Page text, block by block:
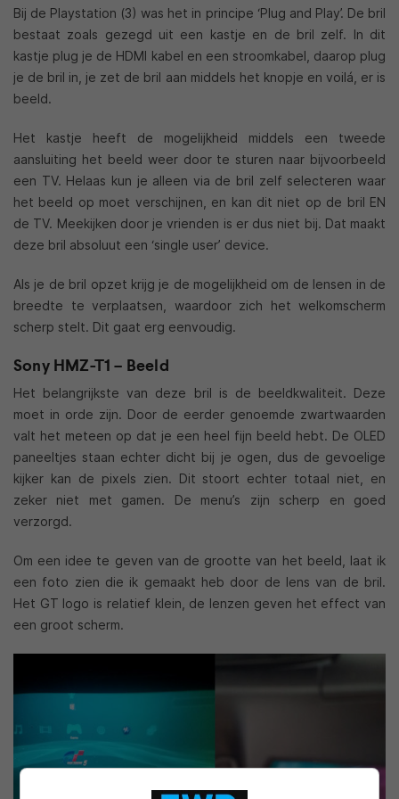
Bij de Playstation (3) was het in principe ‘Plug and Play’. De bril
bestaat zoals gezegd uit een kastje en de bril zelf. In dit
kastje plug je de HDMI kabel en een stroomkabel, daarop plug
je de bril in, je zet de bril aan middels het knopje en voilá, er is
beeld.
Het kastje heeft de mogelijkheid middels een tweede
aansluiting het beeld weer door te sturen naar bijvoorbeeld
een TV. Helaas kun je alleen via de bril zelf selecteren waar
het beeld op moet verschijnen, en kan dit niet op de bril EN
de TV. Meekijken door je vrienden is er dus niet bij. Dat maakt
deze bril absoluut een ‘single user’ device.
Als je de bril opzet krijg je de mogelijkheid om de lensen in de
breedte te verplaatsen, waardoor zich het welkomscherm
scherp stelt. Dit gaat erg eenvoudig.
Sony HMZ-T1 – Beeld
Het belangrijkste van deze bril is de beeldkwaliteit. Deze
moet in orde zijn. Door de eerder genoemde zwartwaarden
valt het meteen op dat je een heel fijn beeld hebt. De OLED
paneeltjes staan echter dicht bij je ogen, dus de gevoelige
kijker kan de pixels zien. Dit stoort echter totaal niet, en
zeker niet met gamen. De menu’s zijn scherp en goed
verzorgd.
Om een idee te geven van de grootte van het beeld, laat ik
een foto zien die ik gemaakt heb door de lens van de bril.
Het GT logo is relatief klein, de lenzen geven het effect van
een groot scherm.